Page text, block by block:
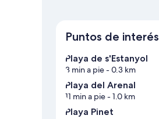
Puntos de interés
Playa de s'Estanyol
3 min a pie- 0.3 km
Playa del Arenal
11 min a pie- 1.0 km
Playa Pinet